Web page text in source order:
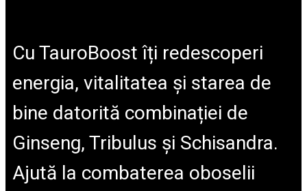
Cu TauroBoost îți redescoperi
energia, vitalitatea și starea de
bine datorită combinației de
Ginseng, Tribulus și Schisandra.
Ajută la combaterea oboselii